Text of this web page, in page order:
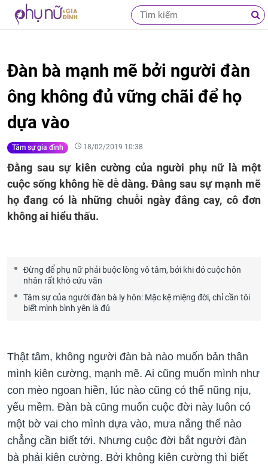
Đàn bà mạnh mẽ bởi người đàn
ông không đủ vững chãi để họ
dựa vào
Tâm sự gia đình 18/02/2019 10:38
Đằng sau sự kiên cường của người phụ nữ là một
cuộc sống không hề dễ dàng. Đằng sau sự mạnh mẽ
họ đang có là những chuỗi ngày đắng cay, cô đơn
không ai hiểu thấu.
Đừng để phụ nữ phải buộc lòng vô tâm, bởi khi đó cuộc hôn
nhân rất khó cứu vãn
Tâm sự của người đàn bà ly hôn: Mặc kệ miệng đời, chỉ cần tôi
biết mình bình yên là đủ
Thật tâm, không người đàn bà nào muốn bản thân
mình kiên cường, mạnh mẽ. Ai cũng muốn mình như
con mèo ngoan hiền, lúc nào cũng có thể nũng nịu,
yếu mềm. Đàn bà cũng muốn cuộc đời này luôn có
một bờ vai cho mình dựa vào, mưa nắng thế nào
chẳng cần biết tới. Nhưng cuộc đời bắt người đàn
bà phải kiên cường. Bởi không kiên cường thì biết